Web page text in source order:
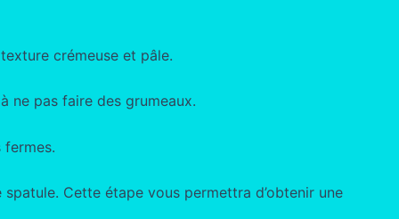
crémeuse et pâle.
ne pas faire des grumeaux.
fermes.
Cette étape vous permettra d’obtenir une